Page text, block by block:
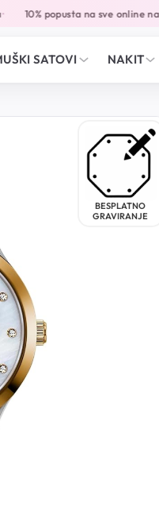
10% popusta na sve online
SATOVI NAKIT
BESPLATNO
GRAVIRANJE